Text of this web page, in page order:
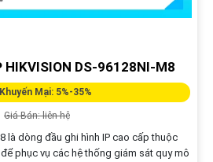
HIKVISION DS-96128NI-M8
Mại: 5%-35%
Giá Bán: liên hệ
là dòng đầu ghi hình IP cao cấp thuộc
phục vụ các hệ thống giám sát quy mô